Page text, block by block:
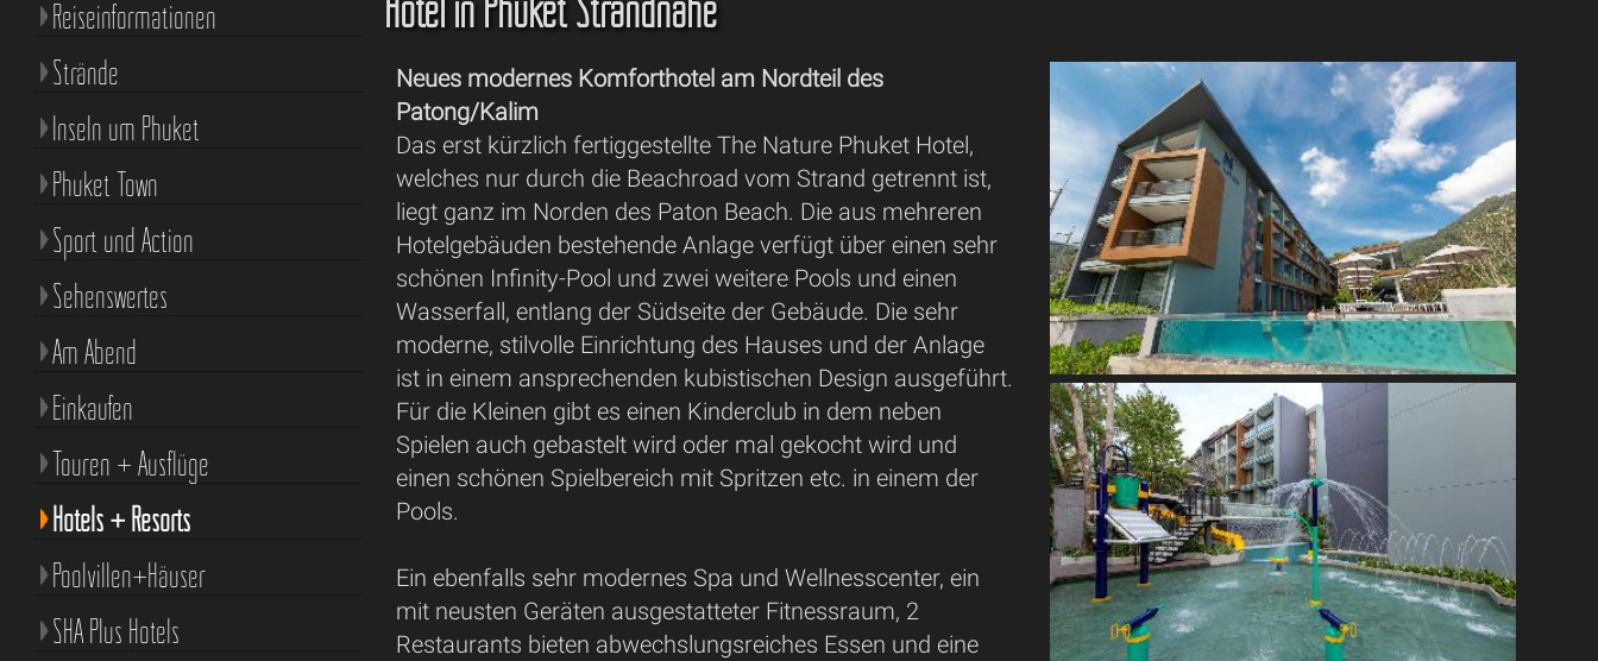
Neues modernes Komforthotel am Nordteil des
Patong/Kalim
Das erst kürzlich fertiggestellte The Nature Phuket Hotel,
welches nur durch die Beachroad vom Strand getrennt ist,
liegt ganz im Norden des Paton Beach. Die aus mehreren
Hotelgebäuden bestehende Anlage verfügt über einen sehr
schönen Infinity-Pool und zwei weitere Pools und einen
Wasserfall, entlang der Südseite der Gebäude. Die sehr
moderne, stilvolle Einrichtung des Hauses und der Anlage
ist in einem ansprechenden kubistischen Design ausgeführt.
Für die Kleinen gibt es einen Kinderclub in dem neben
Spielen auch gebastelt wird oder mal gekocht wird und
einen schönen Spielbereich mit Spritzen etc. in einem der
Pools.
Ein ebenfalls sehr modernes Spa und Wellnesscenter, ein
mit neusten Geräten ausgestatteter Fitnessraum, 2
Restaurants bieten abwechslungsreiches Essen und eine
Reiseinformationen
Strände
Inseln um Phuket
Phuket Town
Sport und Action
Sehenswertes
Am Abend
Einkaufen
Touren + Ausflüge
Hotels + Resorts
Poolvillen+Häuser
SHA Plus Hotels